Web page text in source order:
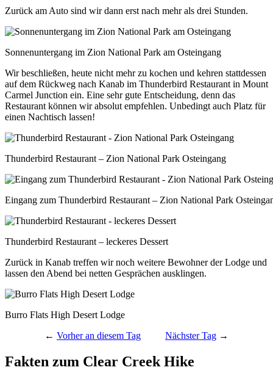
Zurück am Auto sind wir dann erst nach mehr als drei Stunden.
Sonnenuntergang im Zion National Park am Osteingang
Wir beschließen, heute nicht mehr zu kochen und kehren stattdessen
auf dem Rückweg nach Kanab im Thunderbird Restaurant in Mount
Carmel Junction ein. Eine sehr gute Entscheidung, denn das
Restaurant können wir absolut empfehlen. Unbedingt auch Platz für
einen Nachtisch lassen!
Thunderbird Restaurant – Zion National Park Osteingang
Eingang zum Thunderbird Restaurant – Zion National Park
Thunderbird Restaurant – leckeres Dessert
Zurück in Kanab treffen wir noch weitere Bewohner der Lodge und
lassen den Abend bei netten Gesprächen ausklingen.
Burro Flats High Desert Lodge
← Vorher an diesem Tag Nächster Tag →
Fakten zum Clear Creek Hike